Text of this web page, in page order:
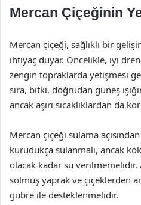
Mercan Çiçeğinin
Mercan çiçeği, sağlıklı bir
ihtiyaç duyar. Öncelikle, iyi
zengin topraklarda yetişmesi
sıra, bitki, doğrudan güneş
ancak aşırı sıcaklıklardan da
Mercan çiçeği sulama
kurudukça sulanmalı, ancak
olacak kadar su verilmemelidir.
solmuş yaprak ve çiçeklerden
gübre ile desteklenmelidir.